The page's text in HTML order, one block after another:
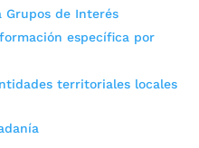
Grupos de Interés
específica por
territoriales locales
sector, el Cacique el
de una moderna
para propiciar
La obra, que tiene
contribuye para el